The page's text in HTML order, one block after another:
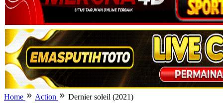
Home Action Dernier soleil (2021)